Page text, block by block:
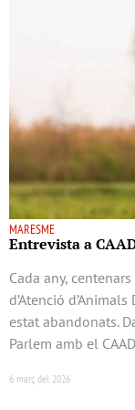
MARESME
Entrevista a
Cada any,
d’Atenció
estat abandonats.
Parlem amb el
6 març del 2026